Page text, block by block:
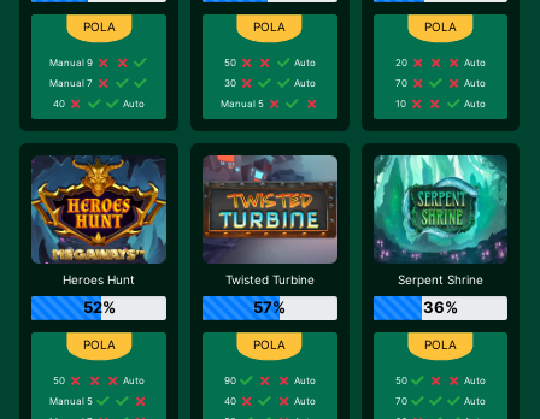
Manual 9
Manual 7
40
Auto
50
Auto
30
Auto
Manual 5
20
Auto
70
Auto
10
Auto
Heroes Hunt
52%
50
Auto
Manual 5
Twisted Turbine
57%
90
Auto
40
Auto
Serpent Shrine
36%
50
Auto
70
Auto